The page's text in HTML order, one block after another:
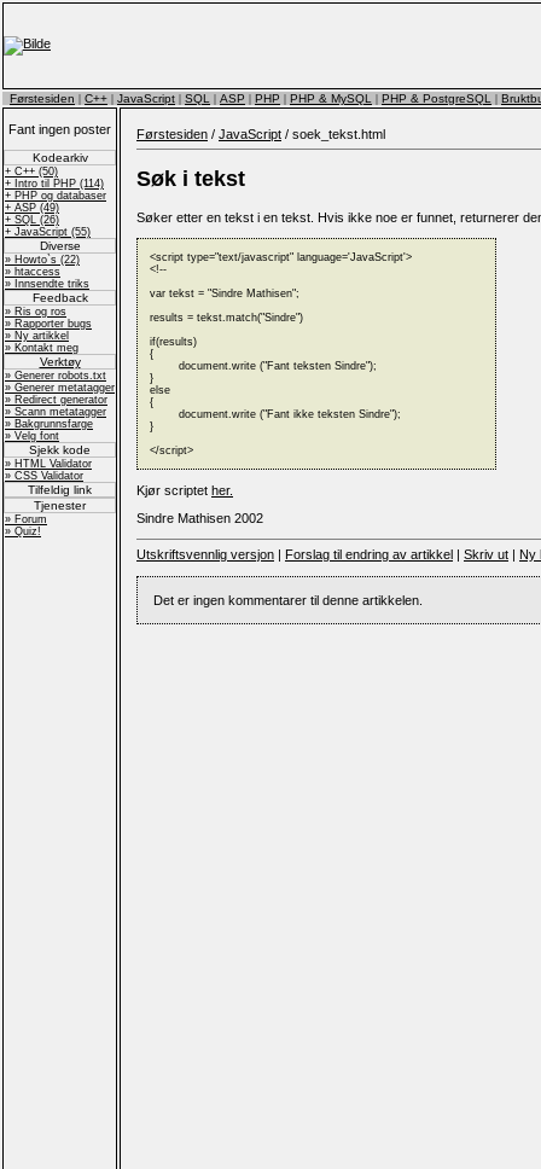
Førstesiden | C++ | JavaScript | SQL | ASP | PHP | PHP & MySQL | PHP & PostgreSQL |
Fant ingen poster
Kodearkiv
+ C++ (50)
+ Intro til PHP (114)
+ PHP og databaser
+ ASP (49)
+ SQL (26)
+ JavaScript (55)
Diverse
» Howto`s (22)
» htaccess
» Innsendte triks
Feedback
» Ris og ros
» Rapporter bugs
» Ny artikkel
» Kontakt meg
Verktøy
» Generer robots.txt
» Generer metatagger
» Redirect generator
» Scann metatagger
» Bakgrunnsfarge
» Velg font
Sjekk kode
» HTML Validator
» CSS Validator
Tilfeldig link
Tjenester
» Forum
» Quiz!
Førstesiden / JavaScript / soek_tekst.html
Søk i tekst
Søker etter en tekst i en tekst. Hvis ikke noe er funnet, returnerer
<script type="text/javascript" language='JavaScript'>
<!--
var tekst = "Sindre Mathisen";
results = tekst.match("Sindre")
if(results)
{
}
else
{
}
</script>
Kjør scriptet her.
Sindre Mathisen 2002
Utskriftsvennlig versjon | Forslag til endring av artikkel | Skriv ut | Ny
Det er ingen kommentarer til denne artikkelen.